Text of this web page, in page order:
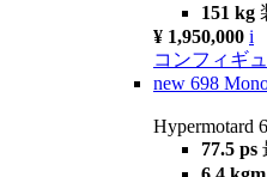
151 kg
¥ 1,950,000 i
コンフィギ
new 698
Hypermotard
77.5 ps